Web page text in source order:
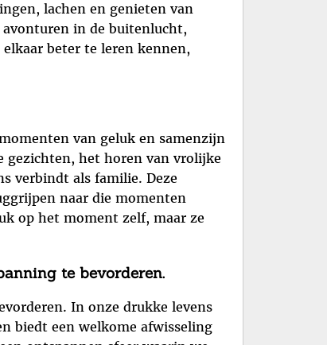
lachen en genieten van
avonturen in de buitenlucht,
beter te leren kennen,
van geluk en samenzijn
gezichten, het horen van vrolijke
verbindt als familie. Deze
naar die momenten
op het moment zelf, maar ze
te bevorderen.
In onze drukke levens
biedt een welkome afwisseling